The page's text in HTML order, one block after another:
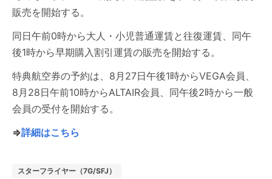
販売を開始する。
同日午前0時から大人・小児普通運賃と往復運賃、同午
後1時から早期購入割引運賃の販売を開始する。
特典航空券の予約は、8月27日午後1時からVEGA会員、
8月28日午前10時からALTAIR会員、同午後2時から一般
会員の受付を開始する。
⇒詳細はこちら
スターフライヤー（7G/SFJ）